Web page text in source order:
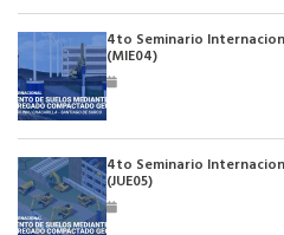
4to Seminario
(MIE04)
4to Seminario
(JUE05)